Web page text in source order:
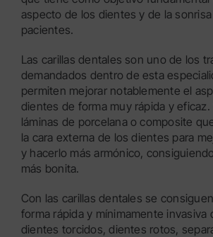
aspecto de los dientes y de la
pacientes.
Las carillas dentales son uno de los
demandados dentro de esta
permiten mejorar notablemente el
dientes de forma muy rápida y eficaz.
láminas de porcelana o composite
la cara externa de los dientes para
y hacerlo más armónico,
más bonita.
Con las carillas dentales se
forma rápida y mínimamente invasiva
dientes torcidos, dientes rotos,